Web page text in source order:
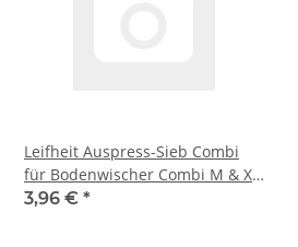
Leifheit Auspress-Sieb Combi
für Bodenwischer Combi M & XL,
passend für Leifheit Eimer
3,96 € *